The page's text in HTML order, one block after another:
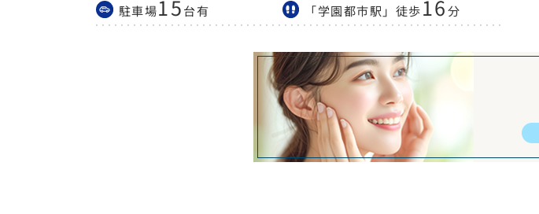
駐車場15台有 「学園都市駅」徒歩16分